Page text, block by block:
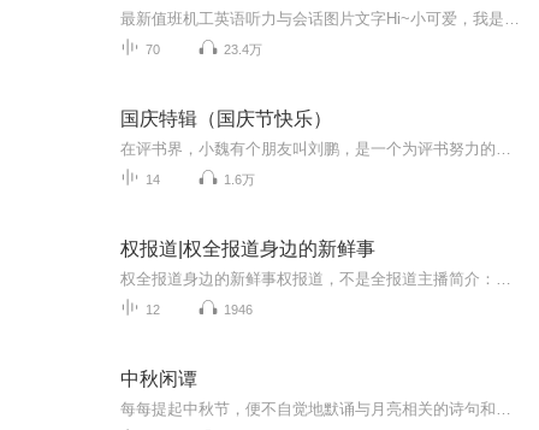
70 23.4万
国庆特辑（国庆节快乐）
14 1.6万
权报道|权全报道身边的新鲜事
12 1946
中秋闲谭